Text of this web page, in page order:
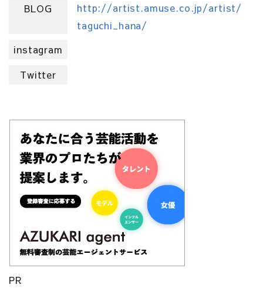
BLOG
http://artist.amuse.co.jp/artist/
taguchi_hana/
instagram
Twitter
PR